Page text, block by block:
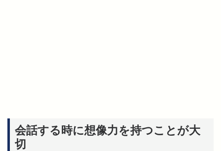
会話する時に想像力を持つことが大
切